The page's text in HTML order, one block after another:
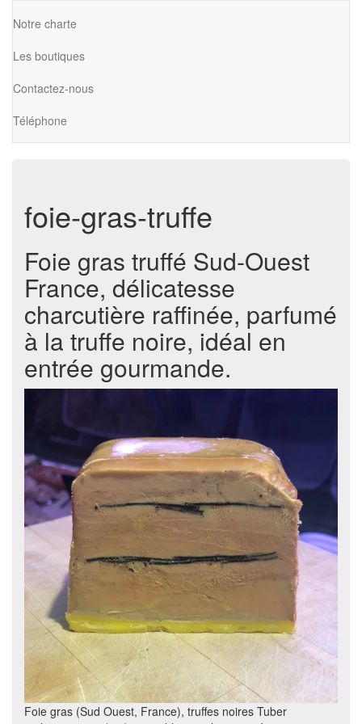
Notre charte
Les boutiques
Contactez-nous
Téléphone
foie-gras-truffe
Foie gras truffé Sud-Ouest
France, délicatesse
charcutière raffinée, parfumé
à la truffe noire, idéal en
entrée gourmande.
Foie gras (Sud Ouest, France), truffes noires Tuber